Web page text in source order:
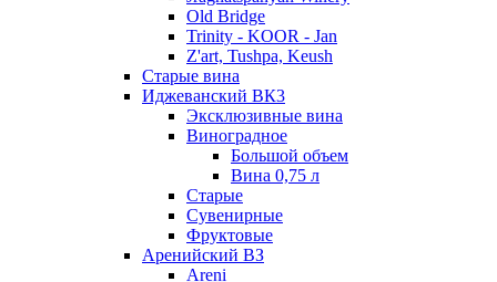
Old Bridge
Trinity - KOOR - Jan
Z'art, Tushpa, Keush
Старые вина
Иджеванский ВК3
Эксклюзивные вина
Виноградное
Большой объем
Вина 0,75 л
Старые
Сувенирные
Фруктовые
Аренийский ВЗ
Areni